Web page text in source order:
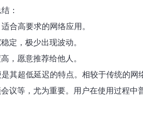
：
合高要求的网络应用。
定，极少出现波动。
，愿意推荐给他人。
是其超低延迟的特点。相较于传统的
议等，尤为重要。用户在使用过程